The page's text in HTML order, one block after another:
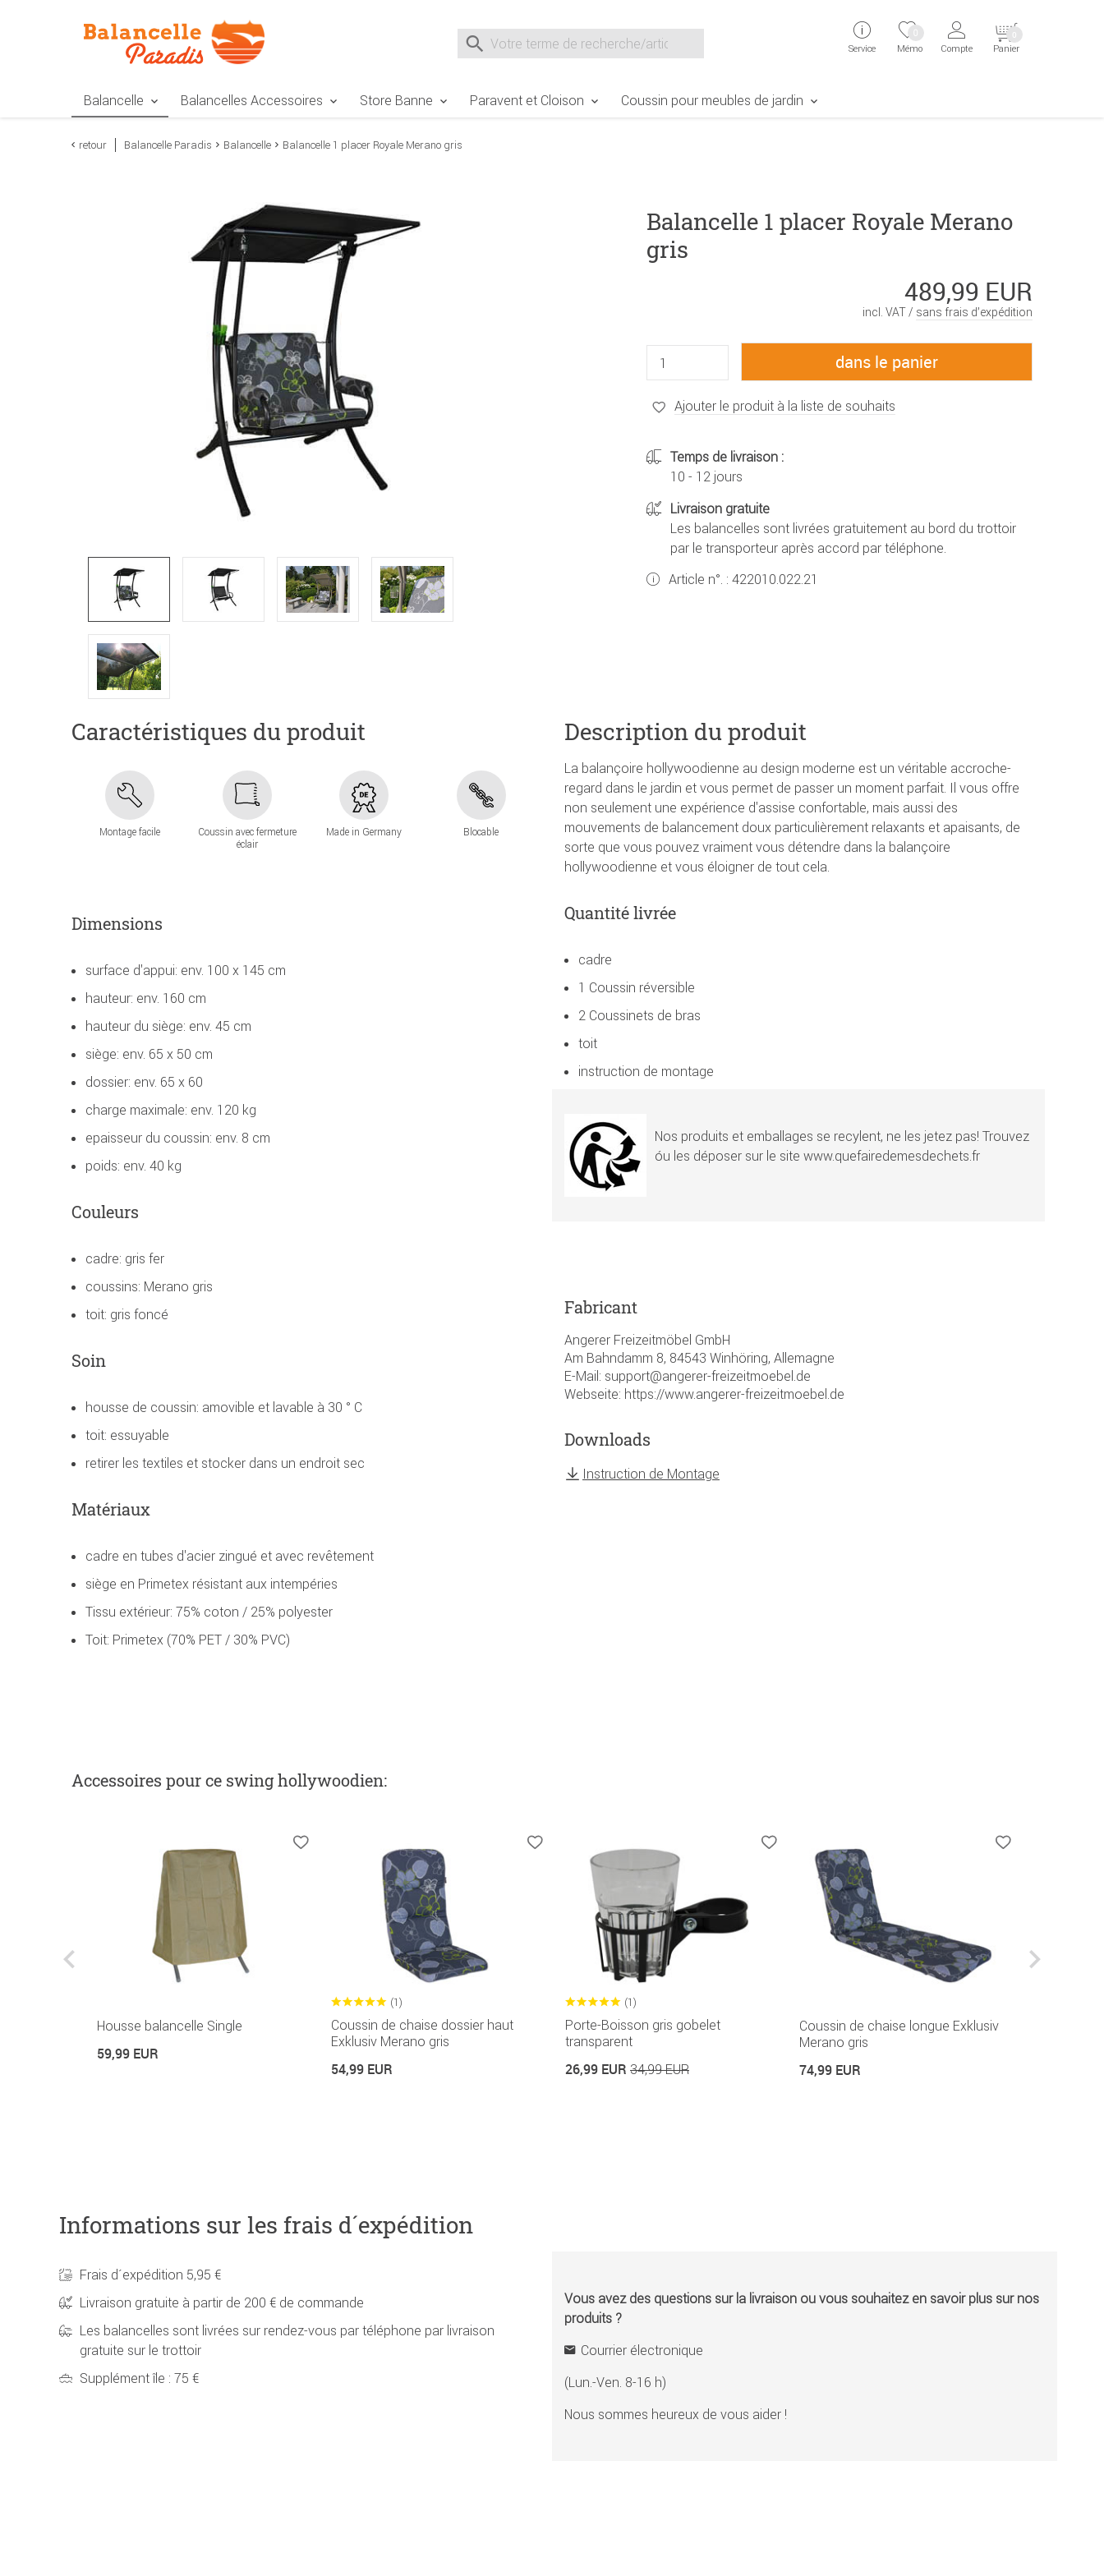
Suche nach
Service Mémo
0
Compte Panier
0
Balancelle Balancelles Accessoires Store Banne Paravent et Cloison Coussin pour meubles de jardin
retour Balancelle Paradis Balancelle Balancelle 1 placer Royale Merano gris
Balancelle 1 placer Royale Merano
gris
489,99 EUR
incl. VAT / sans frais d’expédition
Ajouter le produit à la liste de souhaits
Temps de livraison :
10 - 12 jours
Livraison gratuite
Les balancelles sont livrées gratuitement au bord du trottoir
par le transporteur après accord par téléphone.
Article n°. : 422010.022.21
Caractéristiques du produit
Montage facile
Coussin avec fermeture
éclair
Made in Germany Blocable
Dimensions
surface d'appui: env. 100 x 145 cm
hauteur: env. 160 cm
hauteur du siège: env. 45 cm
siège: env. 65 x 50 cm
dossier: env. 65 x 60
charge maximale: env. 120 kg
epaisseur du coussin: env. 8 cm
poids: env. 40 kg
Couleurs
cadre: gris fer
coussins: Merano gris
toit: gris foncé
Soin
housse de coussin: amovible et lavable à 30 ° C
toit: essuyable
retirer les textiles et stocker dans un endroit sec
Matériaux
cadre en tubes d'acier zingué et avec revêtement
siège en Primetex résistant aux intempéries
Tissu extérieur: 75% coton / 25% polyester
Toit: Primetex (70% PET / 30% PVC)
Description du produit
La balançoire hollywoodienne au design moderne est un véritable accroche-
regard dans le jardin et vous permet de passer un moment parfait. Il vous offre
non seulement une expérience d'assise confortable, mais aussi des
mouvements de balancement doux particulièrement relaxants et apaisants, de
sorte que vous pouvez vraiment vous détendre dans la balançoire
hollywoodienne et vous éloigner de tout cela.
Quantité livrée
cadre
1 Coussin réversible
2 Coussinets de bras
toit
instruction de montage
Nos produits et emballages se recylent, ne les jetez pas! Trouvez
óu les déposer sur le site www.quefairedemesdechets.fr
Fabricant
Angerer Freizeitmöbel GmbH
Am Bahndamm 8, 84543 Winhöring, Allemagne
E-Mail: support@angerer-freizeitmoebel.de
Webseite: https://www.angerer-freizeitmoebel.de
Downloads
Instruction de Montage
Accessoires pour ce swing hollywoodien:
Housse balancelle Single
59,99 EUR
(1)
Coussin de chaise dossier haut
Exklusiv Merano gris
54,99 EUR
(1)
Porte-Boisson gris gobelet
transparent
26,99 EUR 34,99 EUR
Coussin de chaise longue Exklusiv
Merano gris
74,99 EUR
Informations sur les frais d´expédition
Frais d´expédition 5,95 €
Livraison gratuite à partir de 200 € de commande
Les balancelles sont livrées sur rendez-vous par téléphone par livraison
gratuite sur le trottoir
Supplément île : 75 €
Vous avez des questions sur la livraison ou vous souhaitez en savoir plus sur nos
produits ?
Courrier électronique
(Lun.-Ven. 8-16 h)
Nous sommes heureux de vous aider !